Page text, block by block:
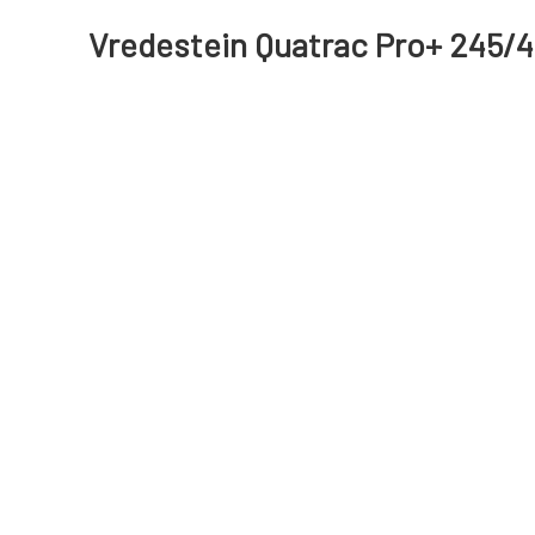
Vredestein Quatrac Pro+ 245/